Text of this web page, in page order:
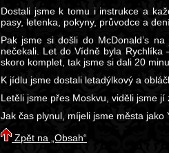
Dostali jsme k tomu i instrukce a
pasy, letenka, pokyny, průvodce a
Pak jsme si došli do McDonald’s
nečekali. Let do Vídně byla Rychlíka
skoro komplet, tak jsme si dali 20
K jídlu jsme dostali letadýlkový a
Letěli jsme přes Moskvu, viděli jsme
Jak čas plynul, míjeli jsme města jako
Zpět na „Obsah“